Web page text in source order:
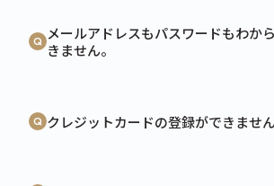
メールアドレスもパスワードもわか
きません。
クレジットカードの登録ができません